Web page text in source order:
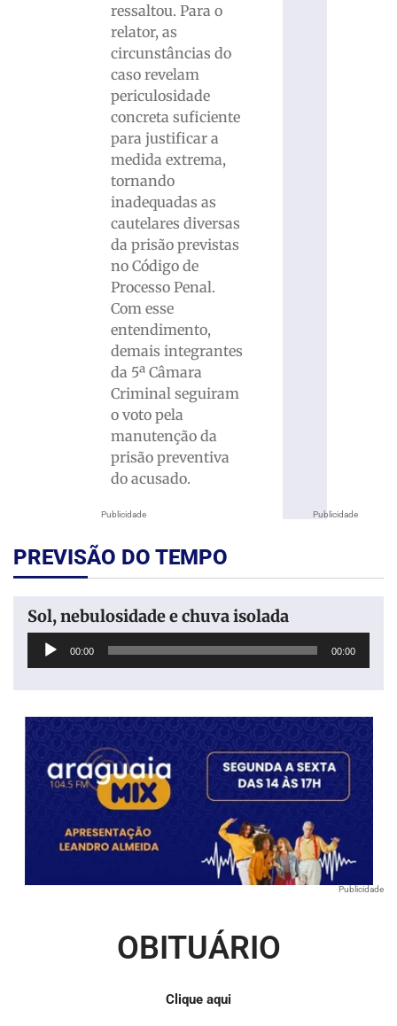
Publicidade
ressaltou. Para o
relator, as
circunstâncias do
caso revelam
periculosidade
concreta suficiente
para justificar a
medida extrema,
tornando
inadequadas as
cautelares diversas
da prisão previstas
no Código de
Processo Penal.
Com esse
entendimento,
demais integrantes
da 5ª Câmara
Criminal seguiram
o voto pela
manutenção da
prisão preventiva
do acusado.
Publicidade
PREVISÃO DO TEMPO
Sol, nebulosidade e chuva isolada
Tocador
00:00 00:00
Publicidade
OBITUÁRIO
Clique aqui